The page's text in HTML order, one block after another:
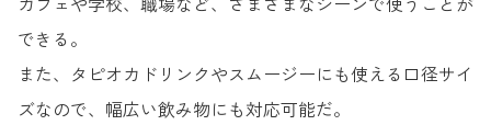
カフェや学校、職場など、さまざまなシーンで使うことが
できる。
また、タピオカドリンクやスムージーにも使える口径サイ
ズなので、幅広い飲み物にも対応可能だ。